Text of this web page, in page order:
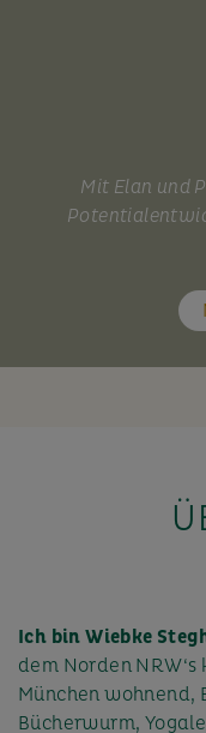
Mit Elan und
Ich bin Wiebke
dem Norden
München wohnend,
Bücherwurm,